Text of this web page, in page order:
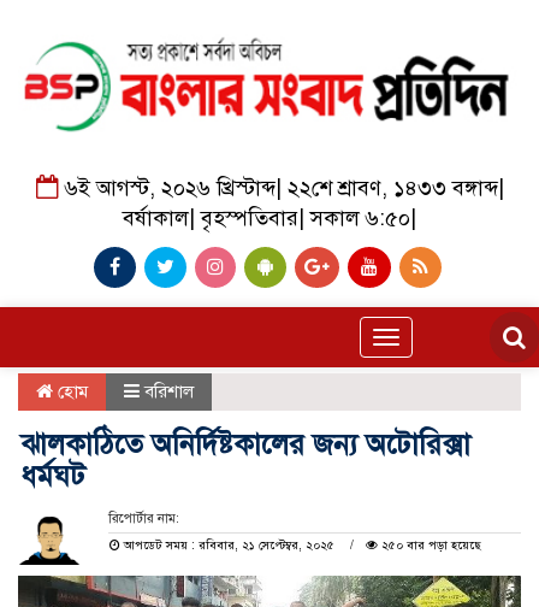
৬ই আগস্ট, ২০২৬ খ্রিস্টাব্দ| ২২শে শ্রাবণ, ১৪৩৩ বঙ্গাব্দ|
বর্ষাকাল|বৃহস্পতিবার |সকাল ৬:৫০
Toggle
navigation
হোম বরিশাল
ঝালকাঠিতে অনির্দিষ্টকালের জন্য অটোরিক্সা
ধর্মঘট
রিপোর্টার নাম:
আপডেট সময় : রবিবার, ২১ সেপ্টেম্বর, ২০২৫
২৫০ বার পড়া হয়েছে